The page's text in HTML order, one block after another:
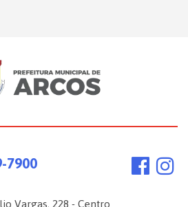
7900